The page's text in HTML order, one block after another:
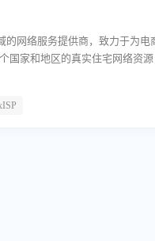
的网络服务提供商，致力于为
国家和地区的真实住宅网络资源
超过1.1亿个，均来自真实的家
（自治系统编号）和ISP（互